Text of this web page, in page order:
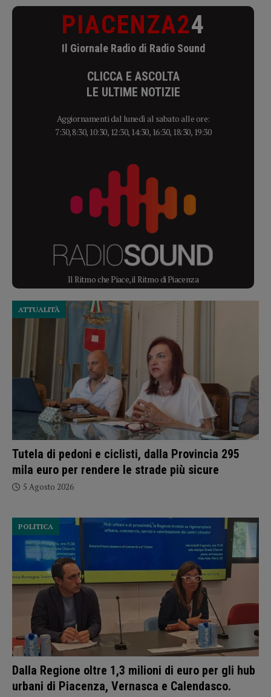
PIACENZA24
Il Giornale Radio di Radio Sound
CLICCA E ASCOLTA
LE ULTIME NOTIZIE
Aggiornamenti dal lunedì al sabato alle ore:
7:30, 8:30, 10:30, 12:30, 14:30, 16:30, 18:30, 19:30
Il Ritmo che Piace, il Ritmo di Piacenza
Tutela di pedoni e ciclisti, dalla Provincia 295
mila euro per rendere le strade più sicure
ATTUALITÀ
5 Agosto 2026
Dalla Regione oltre 1,3 milioni di euro per gli hub
urbani di Piacenza, Vernasca e Calendasco.
POLITICA